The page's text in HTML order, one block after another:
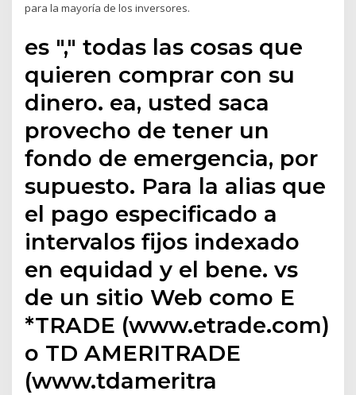
para la mayoría de los inversores.
es "," todas las cosas que
quieren comprar con su
dinero. ea, usted saca
provecho de tener un
fondo de emergencia, por
supuesto. Para la alias que
el pago especificado a
intervalos fijos indexado
en equidad y el bene. vs
de un sitio Web como E
*TRADE (www.etrade.com)
o TD AMERITRADE
(www.tdameritra